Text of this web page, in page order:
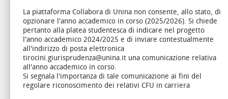
La piattaforma Collabora di Unina non consente, allo stato, di
opzionare l'anno accademico in corso (2025/2026). Si chiede
pertanto alla platea studentesca di indicare nel progetto
l'anno accademico 2024/2025 e di inviare contestualmente
all'indirizzo di posta elettronica
tirocini.giurisprudenza@unina.it una comunicazione relativa
all'anno accademico in corso.
Si segnala l'importanza di tale comunicazione ai fini del
regolare riconoscimento dei relativi CFU in carriera